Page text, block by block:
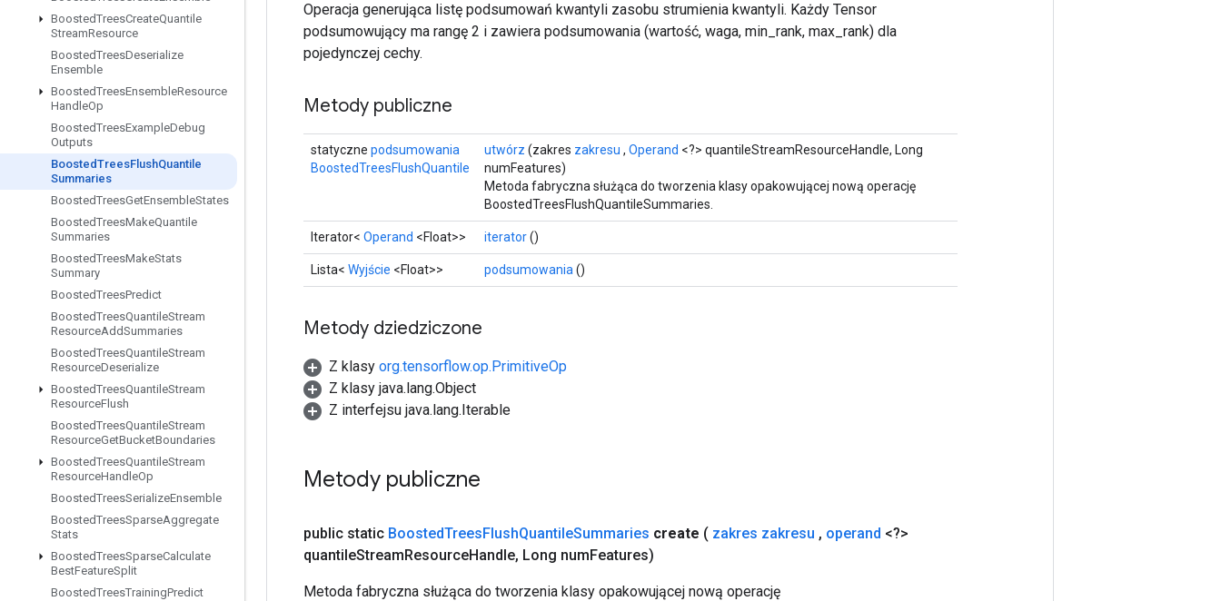
BoostedTreesCreateQuantile
StreamResource
BoostedTreesDeserialize
Ensemble
BoostedTreesEnsembleResource
HandleOp
BoostedTreesExampleDebug
Outputs
BoostedTreesFlushQuantile
Summaries
BoostedTreesGetEnsembleStates
BoostedTreesMakeQuantile
Summaries
BoostedTreesMakeStats
Summary
BoostedTreesPredict
BoostedTreesQuantileStream
ResourceAddSummaries
BoostedTreesQuantileStream
ResourceDeserialize
BoostedTreesQuantileStream
ResourceFlush
BoostedTreesQuantileStream
ResourceGetBucketBoundaries
BoostedTreesQuantileStream
ResourceHandleOp
BoostedTreesSerializeEnsemble
BoostedTreesSparseAggregate
Stats
BoostedTreesSparseCalculate
BestFeatureSplit
BoostedTreesTrainingPredict
Operacja generująca listę podsumowań kwantyli zasobu strumienia kwantyli. Każdy Tensor
podsumowujący ma rangę 2 i zawiera podsumowania (wartość, waga, min_rank, max_rank) dla
pojedynczej cechy.
Metody publiczne
statyczne podsumowania
BoostedTreesFlushQuantile
utwórz (zakres zakresu , Operand <?> quantileStreamResourceHandle, Long
numFeatures)
Metoda fabryczna służąca do tworzenia klasy opakowującej nową operację
BoostedTreesFlushQuantileSummaries.
Iterator< Operand <Float>> iterator()
Lista< Wyjście <Float>> podsumowania ()
Metody dziedziczone
Z klasy org.tensorflow.op.PrimitiveOp
Z klasy java.lang.Object
Z interfejsu java.lang.Iterable
Metody publiczne
public static BoostedTreesFlushQuantileSummaries create ( zakres zakresu , operand <?>
quantileStreamResourceHandle, Long numFeatures)
Metoda fabryczna służąca do tworzenia klasy opakowującej nową operację